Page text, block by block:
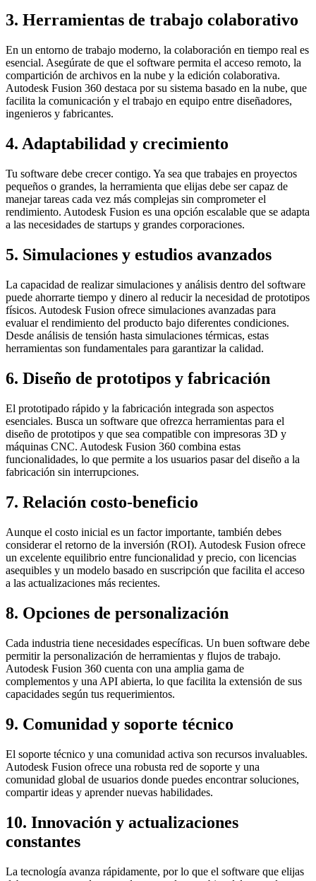
3. Herramientas de trabajo colaborativo
En un entorno de trabajo moderno, la colaboración en tiempo real es
esencial. Asegúrate de que el software permita el acceso remoto, la
compartición de archivos en la nube y la edición colaborativa.
Autodesk Fusion 360 destaca por su sistema basado en la nube, que
facilita la comunicación y el trabajo en equipo entre diseñadores,
ingenieros y fabricantes.
4. Adaptabilidad y crecimiento
Tu software debe crecer contigo. Ya sea que trabajes en proyectos
pequeños o grandes, la herramienta que elijas debe ser capaz de
manejar tareas cada vez más complejas sin comprometer el
rendimiento. Autodesk Fusion es una opción escalable que se adapta
a las necesidades de startups y grandes corporaciones.
5. Simulaciones y estudios avanzados
La capacidad de realizar simulaciones y análisis dentro del software
puede ahorrarte tiempo y dinero al reducir la necesidad de prototipos
físicos. Autodesk Fusion ofrece simulaciones avanzadas para
evaluar el rendimiento del producto bajo diferentes condiciones.
Desde análisis de tensión hasta simulaciones térmicas, estas
herramientas son fundamentales para garantizar la calidad.
6. Diseño de prototipos y fabricación
El prototipado rápido y la fabricación integrada son aspectos
esenciales. Busca un software que ofrezca herramientas para el
diseño de prototipos y que sea compatible con impresoras 3D y
máquinas CNC. Autodesk Fusion 360 combina estas
funcionalidades, lo que permite a los usuarios pasar del diseño a la
fabricación sin interrupciones.
7. Relación costo-beneficio
Aunque el costo inicial es un factor importante, también debes
considerar el retorno de la inversión (ROI). Autodesk Fusion ofrece
un excelente equilibrio entre funcionalidad y precio, con licencias
asequibles y un modelo basado en suscripción que facilita el acceso
a las actualizaciones más recientes.
8. Opciones de personalización
Cada industria tiene necesidades específicas. Un buen software debe
permitir la personalización de herramientas y flujos de trabajo.
Autodesk Fusion 360 cuenta con una amplia gama de
complementos y una API abierta, lo que facilita la extensión de sus
capacidades según tus requerimientos.
9. Comunidad y soporte técnico
El soporte técnico y una comunidad activa son recursos invaluables.
Autodesk Fusion ofrece una robusta red de soporte y una
comunidad global de usuarios donde puedes encontrar soluciones,
compartir ideas y aprender nuevas habilidades.
10. Innovación y actualizaciones
constantes
La tecnología avanza rápidamente, por lo que el software que elijas